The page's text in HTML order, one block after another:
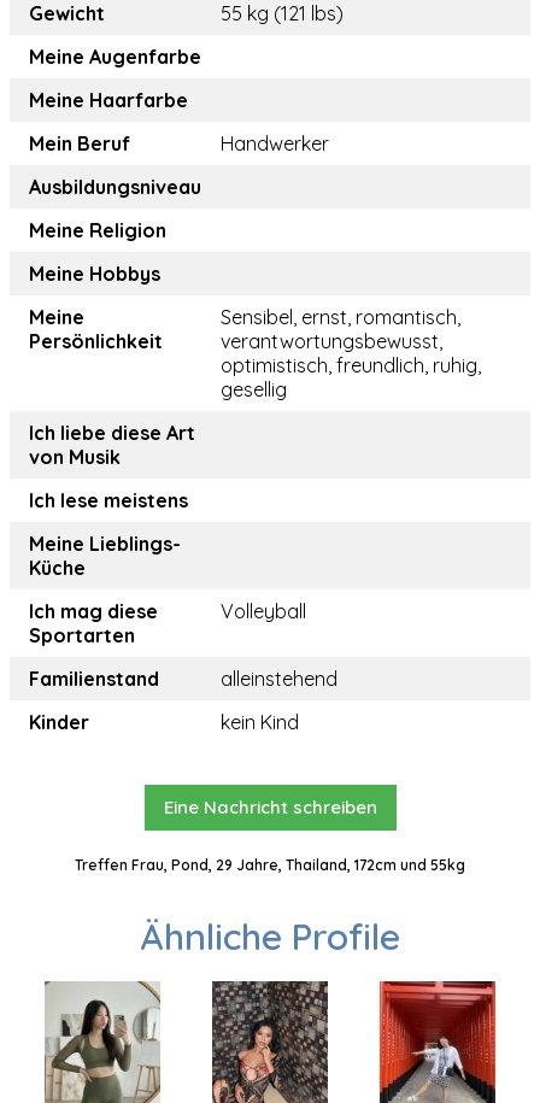
Gewicht
55 kg (121 lbs)
Meine Augenfarbe
Meine Haarfarbe
Mein Beruf
Handwerker
Ausbildungsniveau
Meine Religion
Meine Hobbys
Meine
Persönlichkeit
Sensibel, ernst, romantisch,
verantwortungsbewusst,
optimistisch, freundlich, ruhig,
gesellig
Ich liebe diese Art
von Musik
Ich lese meistens
Meine Lieblings-
Küche
Ich mag diese
Sportarten
Volleyball
Familienstand
alleinstehend
Kinder
kein Kind
Eine Nachricht schreiben
Treffen Frau, Pond, 29 Jahre, Thailand, 172cm und 55kg
Ähnliche Profile